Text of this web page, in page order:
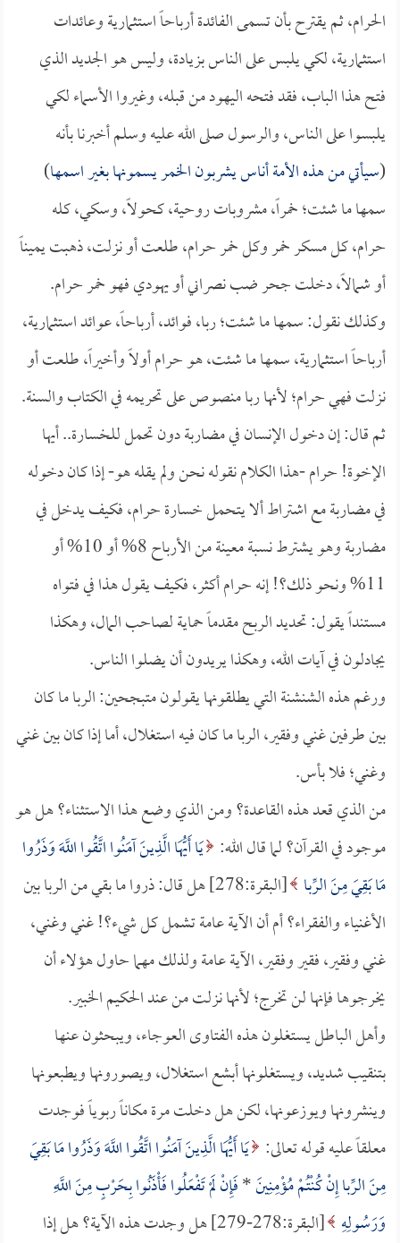
الحرام، ثم يقترح بأن تسمى الفائدة أرباحاً استثمارية وعائدات
استثمارية، لكي يلبس على الناس بزيادة، وليس هو الجديد الذي
فتح هذا الباب، فقد فتحه اليهود من قبله، وغيروا الأسماء لكي
يلبسوا على الناس، والرسول صلى الله عليه وسلم أخبرنا بأنه
(سيأتي من هذه الأمة أناس يشربون الخمر يسمونها بغير اسمها)
سمها ما شئت؛ خمراً، مشروبات روحية، كحولاً، وسكي، كله
حرام، كل مسكر خمر وكل خمر حرام، طلعت أو نزلت، ذهبت يميناً
أو شمالاً، دخلت جحر ضب نصراني أو يهودي فهو خمر حرام.
وكذلك نقول: سمها ما شئت؛ ربا، فوائد، أرباحاً، عوائد استثمارية،
أرباحاً استثمارية، سمها ما شئت، هو حرام أولاً وأخيراً، طلعت أو
نزلت فهي حرام؛ لأنها ربا منصوص على تحريمه في الكتاب والسنة.
ثم قال: إن دخول الإنسان في مضاربة دون تحمل للخسارة.. أيها
الإخوة! حرام -هذا الكلام نقوله نحن ولم يقله هو- إذا كان دخوله
في مضاربة مع اشتراط ألا يتحمل خسارة حرام، فكيف يدخل في
مضاربة وهو يشترط نسبة معينة من الأرباح 8% أو 10% أو
11% ونحو ذلك؟! إنه حرام أكثر، فكيف يقول هذا في فتواه
مستنداً يقول: تحديد الربح مقدماً حماية لصاحب المال، وهكذا
يجادلون في آيات الله، وهكذا يريدون أن يضلوا الناس.
ورغم هذه الشنشنة التي يطلقونها يقولون متبجحين: الربا ما كان
بين طرفين غني وفقير، الربا ما كان فيه استغلال، أما إذا كان بين غني
وغني؛ فلا بأس.
من الذي قعد هذه القاعدة؟ ومن الذي وضع هذا الاستثناء؟ هل هو
موجود في القرآن؟ لما قال الله: يَا أَيُّهَا الَّذِينَ آمَنُوا اتَّقُوا اللَّهَ وَذَرُوا
مَا بَقِيَ مِنَ الرِّبا
[البقرة:278] هل قال: ذروا ما بقي من الربا بين
الأغنياء والفقراء؟ أم أن الآية عامة تشمل كل شيء؟! غني وغني،
غني وفقير، فقير وفقير، الآية عامة ولذلك مهما حاول هؤلاء أن
يخرجوها فإنها لن تخرج؛ لأنها نزلت من عند الحكيم الخبير.
وأهل الباطل يستغلون هذه الفتاوى العوجاء، ويبحثون عنها
بتنقيب شديد، ويستغلونها أبشع استغلال، ويصورونها ويطبعونها
وينشرونها ويوزعونها، لكن هل دخلت مرة مكاناً ربوياً فوجدت
معلقاً عليه قوله تعالى: يَا أَيُّهَا الَّذِينَ آمَنُوا اتَّقُوا اللَّهَ وَذَرُوا مَا بَقِيَ
مِنَ الرِّبا إِنْ كُنْتُمْ مُؤْمِنِينَ*فَإِنْ لَمْ تَفْعَلُوا فَأْذَنُوا بِحَرْبٍ مِنَ اللَّهِ
وَرَسُولِهِ
[البقرة:278-279] هل وجدت هذه الآية؟ هل إذا